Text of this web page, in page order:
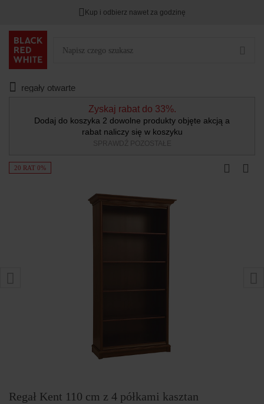
Kup i odbierz nawet za godzinę
regały otwarte
Zyskaj rabat do 33%.
Dodaj do koszyka 2 dowolne produkty objęte akcją a
rabat naliczy się w koszyku
SPRAWDŹ POZOSTAŁE
20 RAT 0%
Regał Kent 110 cm z 4 półkami kasztan